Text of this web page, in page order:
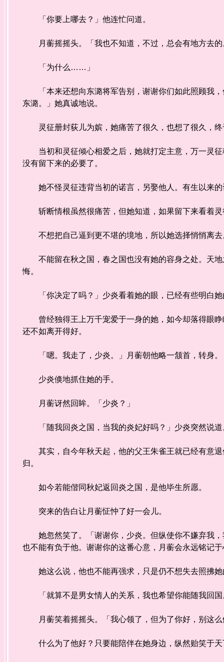
「你要上哪去？」他连忙问道。
月蘅摇摇头。「我也不知道，不过，总会有地方去的
「为什么……」
「本来还想向东潞将军告别，谢谢你们如此照顾我，
东潞。」她真诚地说。
灵征册封荻儿为嫔，她痛苦了很久，也想了很久，终
当初和灵征倾心相爱之后，她就打定主意，万一灵征
没有留下来的必要了。
她不怪灵征违背当初的诺言，另娶他人。有生以来的
斩断情根虽然很痛苦，但她知道，如果留下来看着灵
不想把自己逼到更不堪的境地，所以她选择悄悄离去
不能留在秋之国，春之国也没有她的容身之处。天地
悔。
「你决定了吗？」少炎看着她的眼，已经有些明白她
曾经独得王上万千宠爱于一身的她，如今却落得眼睁
还不如离开得好。
「嗯。我走了，少炎。」月蘅朝他略一颔首，转身。
少炎倏地抓住她的手。
月蘅讶然回眸。「少炎？」
「随我回炎之国，当我的炎妃好吗？」少炎突然说道
其实，自今年秋天起，他的父王朱雀王就已经有意退
归。
如今若能偕同秋妃返回炎之国，是他毕生所愿。
突来的告白让月蘅怔忡了好一会儿。
她忽然笑了。「谢谢你，少炎。但纵使你不嫌弃我，
也不能有负于他。谢谢你的这番心意，月蘅会永远铭记
她这么说，他也不能再强求，只是仍不想失去照拂
「就算不是男女情人的关系，我也希望你能随我回国
月蘅笑着摇摇头。「我心领了，但为了你好，别这么
什么为了他好？只要能陪伴在她身边，纵然贻笑于天